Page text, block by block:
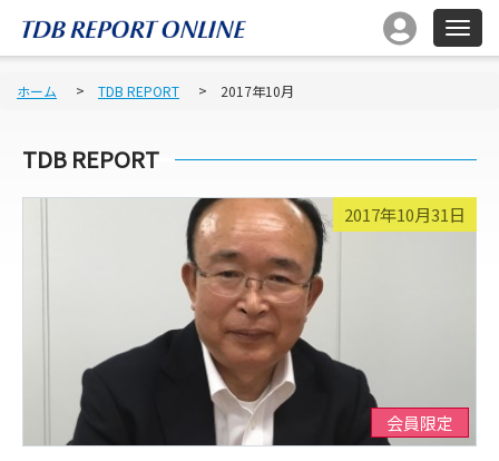
ホーム TDB REPORT 2017年10月
TDB REPORT
2017年10月31日
会員限定